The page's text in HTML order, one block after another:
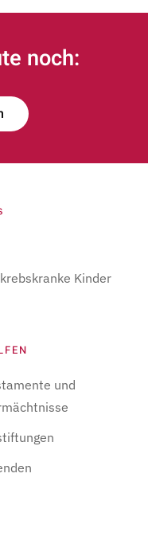
noch:
Kinder
und